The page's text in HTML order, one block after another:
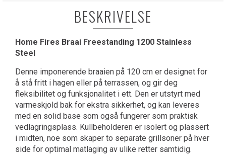
BESKRIVELSE
Home Fires Braai Freestanding 1200 Stainless
Steel
Denne imponerende braaien på 120 cm er designet for
å stå fritt i hagen eller på terrassen, og gir deg
fleksibilitet og funksjonalitet i ett. Den er utstyrt med
varmeskjold bak for ekstra sikkerhet, og kan leveres
med en solid base som også fungerer som praktisk
vedlagringsplass. Kullbeholderen er isolert og plassert
i midten, noe som skaper to separate grillsoner på hver
side for optimal matlaging av ulike retter samtidig.